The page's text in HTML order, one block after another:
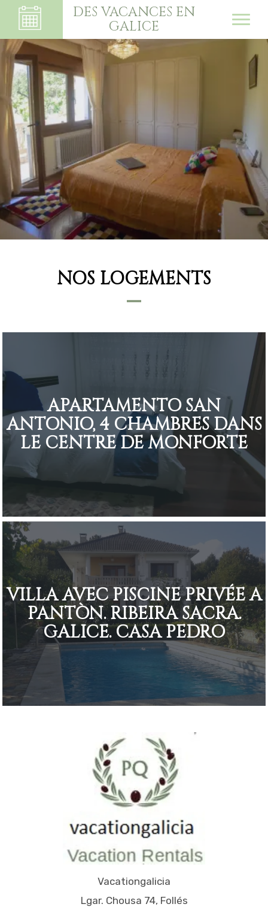
DES VACANCES EN
GALICE
NOS LOGEMENTS
APARTAMENTO SAN
ANTONIO, 4 CHAMBRES DANS
LE CENTRE DE MONFORTE
VILLA AVEC PISCINE PRIVÉE A
PANTÒN. RIBEIRA SACRA.
GALICE. CASA PEDRO
Vacationgalicia
Lgar. Chousa 74, Follés